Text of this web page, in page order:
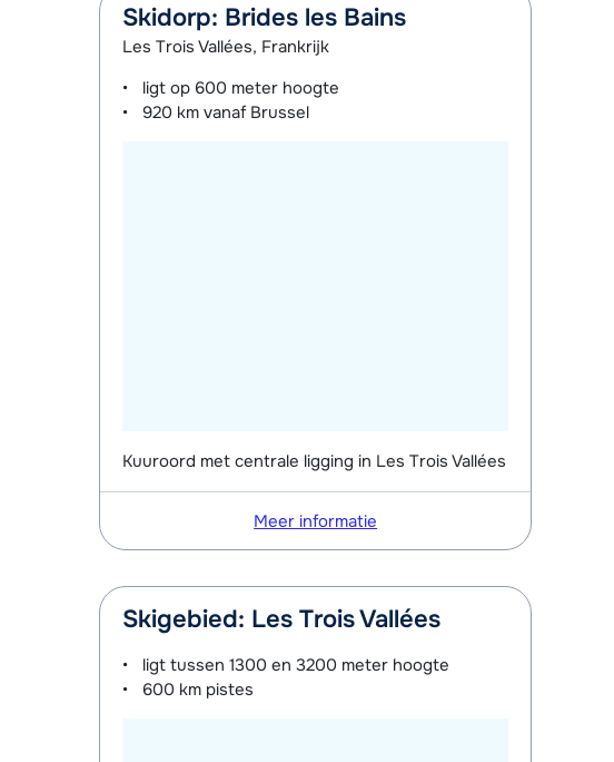
Skidorp: Brides les Bains
Les Trois Vallées, Frankrijk
ligt op 600 meter hoogte
920 km vanaf Brussel
Kuuroord met centrale ligging in Les Trois Vallées
Meer informatie
Skigebied: Les Trois Vallées
ligt tussen1300 en 3200 meter hoogte
600 km pistes